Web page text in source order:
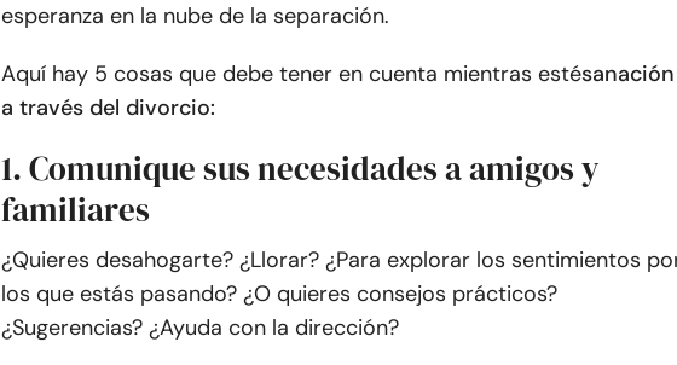
esperanza en la nube de la separación.
Aquí hay 5 cosas que debe tener en cuenta mientras estésanación
a través del divorcio:
1. Comunique sus necesidades a amigos y
familiares
¿Quieres desahogarte? ¿Llorar? ¿Para explorar los sentimientos
los que estás pasando? ¿O quieres consejos prácticos?
¿Sugerencias? ¿Ayuda con la dirección?